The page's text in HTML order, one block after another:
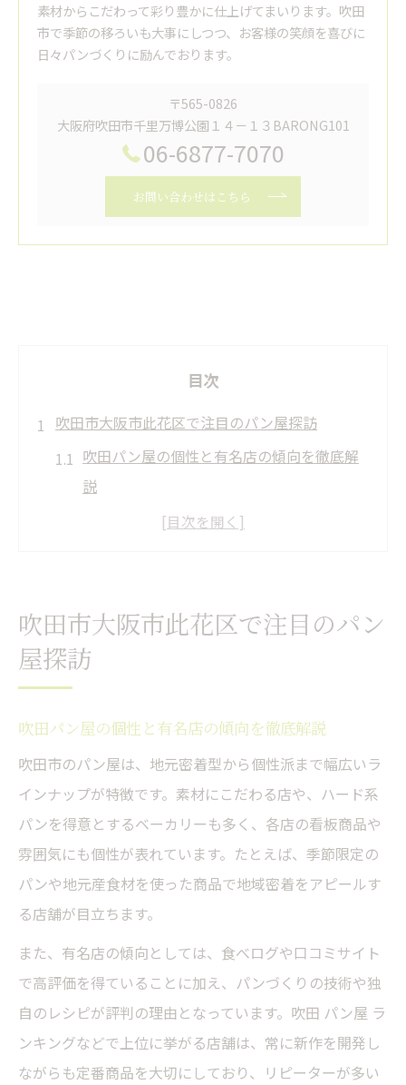
素材からこだわって彩り豊かに仕上げてまいります。吹田
市で季節の移ろいも大事にしつつ、お客様の笑顔を喜びに
日々パンづくりに励んでおります。
〒565-0826
大阪府吹田市千里万博公園１４－１３BARONG101
06-6877-7070
お問い合わせはこちら
目次
吹田市大阪市此花区で注目のパン屋探訪
吹田パン屋の個性と有名店の傾向を徹底解
説
ランキング上位のパン屋が愛される理由と
早朝営業のパン屋で味わう朝の贅沢時間
食べログ百名店に選ばれるパン屋の基準
話題のパン屋アワード受賞店に迫る
パン屋アワードで評価される基準を紹介
吹田パン屋ランキングとアワードの関係性
話題のパン屋が世界一と称される理由とは
パン屋アワード受賞店の看板商品を比較
気になる吹田エリア新進パン屋の魅力
新進気鋭パン屋が吹田で注目される理由
ハード系パン屋の新しいトレンドを紹介
吹田パン屋オープン最新情報と話題性
行列ができる新規パン屋の魅力を深掘り
有名パン屋との違いを実力で感じる体験
吹田市大阪市此花区で注目のパン
屋探訪
吹田パン屋の個性と有名店の傾向を徹底解説
吹田市のパン屋は、地元密着型から個性派まで幅広いラ
インナップが特徴です。素材にこだわる店や、ハード系
パンを得意とするベーカリーも多く、各店の看板商品や
雰囲気にも個性が表れています。たとえば、季節限定の
パンや地元産食材を使った商品で地域密着をアピールす
る店舗が目立ちます。
また、有名店の傾向としては、食べログや口コミサイト
で高評価を得ていることに加え、パンづくりの技術や独
自のレシピが評判の理由となっています。吹田 パン屋 ラ
ンキングなどで上位に挙がる店舗は、常に新作を開発し
ながらも定番商品を大切にしており、リピーターが多い